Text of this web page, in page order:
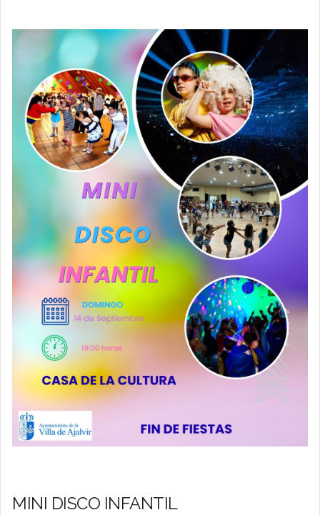
MINI DISCO INFANTIL